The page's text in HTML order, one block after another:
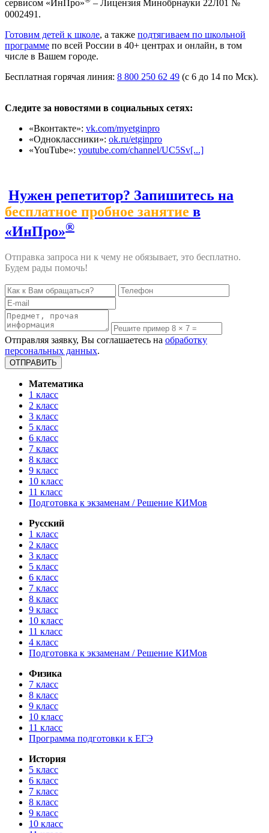
сервисом «ИнПро»
– Лицензия Минобрнауки 22Л01 №
0002491.
Готовим детей к школе, а также подтягиваем по школьной
программе по всей России в 40+ центрах и онлайн, в том
числе в Вашем городе.
Бесплатная горячая линия: 8 800 250 62 49 (с 6 до 14 по Мск).
Следите за новостями в социальных сетях:
«Вконтакте»: vk.com/myetginpro
«Одноклассники»: ok.ru/etginpro
«YouTube»: youtube.com/channel/UC5Sv[...]
Нужен репетитор? Запишитесь на
бесплатное пробное занятие в
«ИнПро»®
Отправка запроса ни к чему не обязывает, это бесплатно.
Будем рады помочь!
Отправляя заявку, Вы соглашаетесь на обработку
персональных данных.
Математика
1 класс
2 класс
3 класс
5 класс
6 класс
7 класс
8 класс
9 класс
10 класс
11 класс
Подготовка к экзаменам / Решение КИМов
Русский
1 класс
2 класс
3 класс
5 класс
6 класс
7 класс
8 класс
9 класс
10 класс
11 класс
4 класс
Подготовка к экзаменам / Решение КИМов
Физика
7 класс
8 класс
9 класс
10 класс
11 класс
Программа подготовки к ЕГЭ
История
5 класс
6 класс
7 класс
8 класс
9 класс
10 класс